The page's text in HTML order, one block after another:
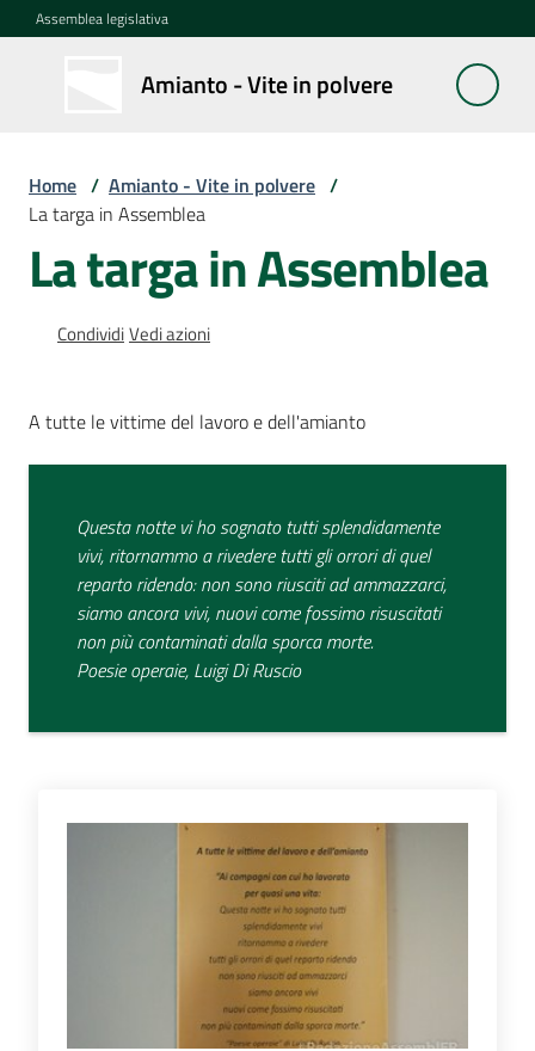
Vai al contenuto
Vai alla navigazione
Vai al footer
Assemblea legislativa
Amianto - Vite in polvere
Amianto
- Vite in
Museo
Ogr
Assemblea
disegni
Home / Amianto - Vite in polvere /
La targa in Assemblea
La targa in Assemblea
CondividiVedi azioni
A tutte le vittime del lavoro e dell'amianto
Questa notte vi ho sognato tutti splendidamente
vivi, ritornammo a rivedere tutti gli orrori di quel
reparto ridendo: non sono riusciti ad ammazzarci,
siamo ancora vivi, nuovi come fossimo risuscitati
non più contaminati dalla sporca morte.
Poesie operaie, Luigi Di Ruscio